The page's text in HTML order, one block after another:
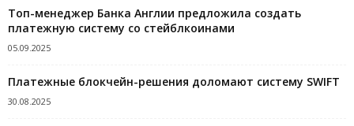
Топ-менеджер Банка Англии предложила создать
платежную систему со стейблкоинами
05.09.2025
Платежные блокчейн-решения доломают систему SWIFT
30.08.2025